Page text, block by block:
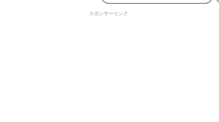
スポンサーリンク